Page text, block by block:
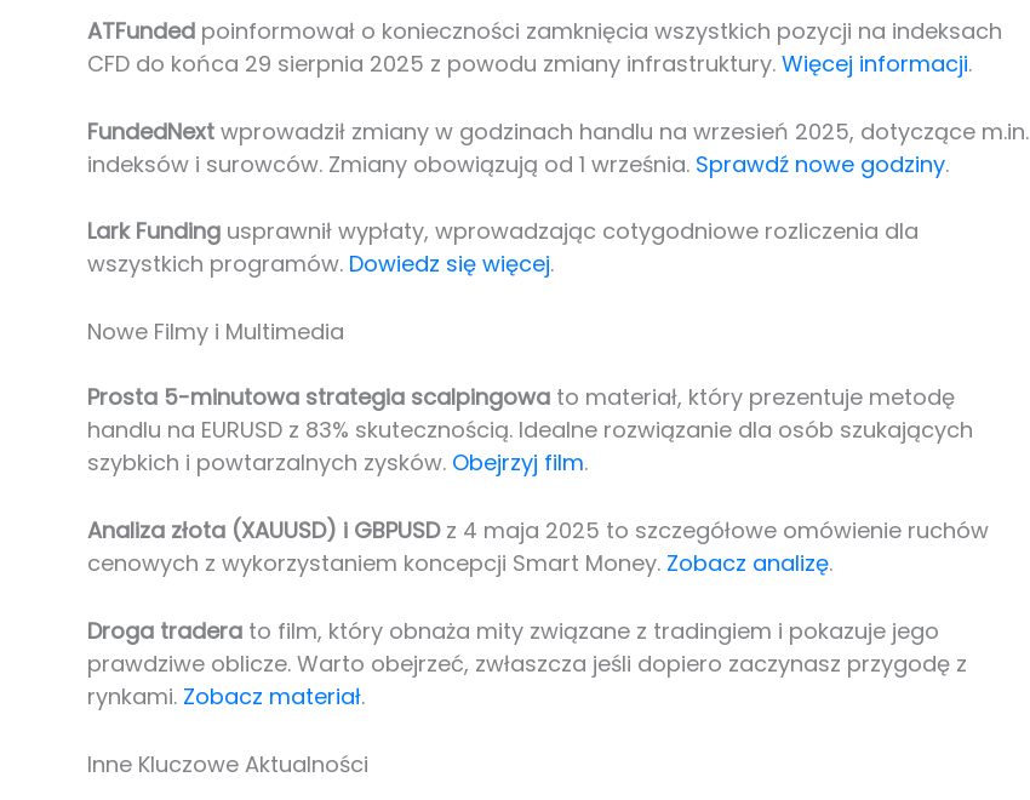
ATFunded poinformował o konieczności zamknięcia wszystkich pozycji na indeksach
CFD do końca 29 sierpnia 2025 z powodu zmiany infrastruktury. Więcej informacji.
FundedNext wprowadził zmiany w godzinach handlu na wrzesień 2025, dotyczące m.in.
indeksów i surowców. Zmiany obowiązują od 1 września. Sprawdź nowe godziny.
Lark Funding usprawnił wypłaty, wprowadzając cotygodniowe rozliczenia dla
wszystkich programów. Dowiedz się więcej.
Nowe Filmy i Multimedia
Prosta 5-minutowa strategia scalpingowa to materiał, który prezentuje metodę
handlu na EURUSD z 83% skutecznością. Idealne rozwiązanie dla osób szukających
szybkich i powtarzalnych zysków. Obejrzyj film.
Analiza złota (XAUUSD) i GBPUSDz 4 maja 2025 to szczegółowe omówienie ruchów
cenowych z wykorzystaniem koncepcji Smart Money. Zobacz analizę.
Droga tradera to film, który obnaża mity związane z tradingiem i pokazuje jego
prawdziwe oblicze. Warto obejrzeć, zwłaszcza jeśli dopiero zaczynasz przygodę z
rynkami. Zobacz materiał.
Inne Kluczowe Aktualności